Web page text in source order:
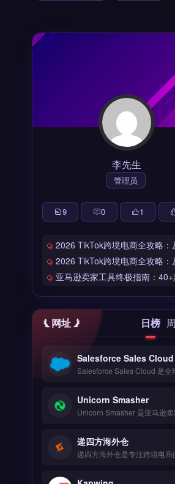
李先生
管理员
9 0 1
2026 TikTok跨境电商全攻略：从选品到爆单的
2026 TikTok跨境电商全攻略：从选品到爆单的
亚马逊卖家工具终极指南：40+款必备工具全
网址 日榜
Salesforce Sales Cloud
Unicorn Smasher
递四方海外仓